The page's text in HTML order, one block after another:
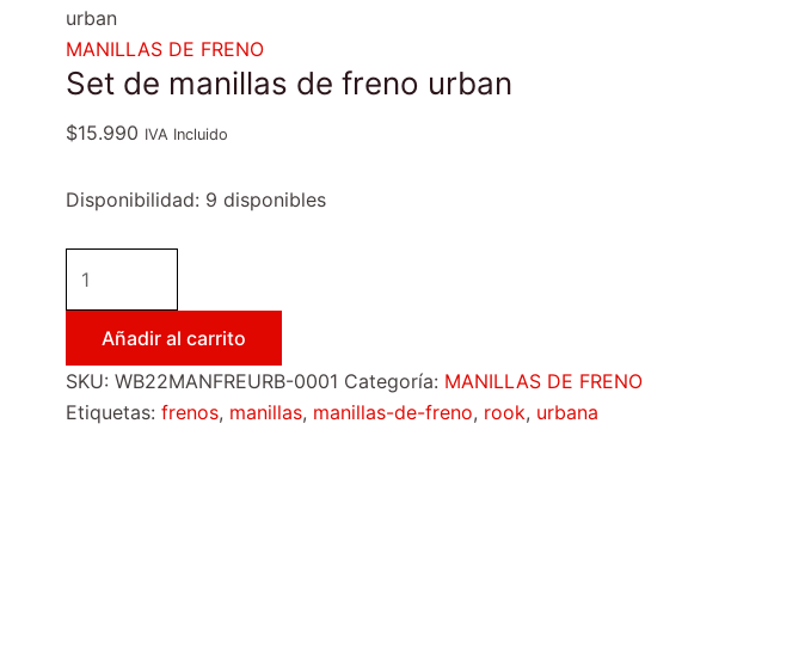
urban
MANILLAS DE FRENO
Set de manillas de freno urban
$15.990 IVA Incluido
Disponibilidad: 9 disponibles
Añadir al carrito
SKU: WB22MANFREURB-0001 Categoría: MANILLAS DE FRENO
Etiquetas: frenos, manillas, manillas-de-freno, rook, urbana